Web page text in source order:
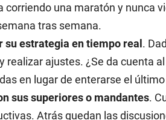
corriendo una maratón y nunca
tras semana.
su estrategia en tiempo real .
realizar ajustes. ¿Se da cuenta
en lugar de enterarse el
sus superiores o mandantes.
Atrás quedan las